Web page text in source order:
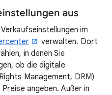
aus
im
verwalten. Dort
in denen Sie
ob die digitale
Management, DRM)
angeben. Außer in